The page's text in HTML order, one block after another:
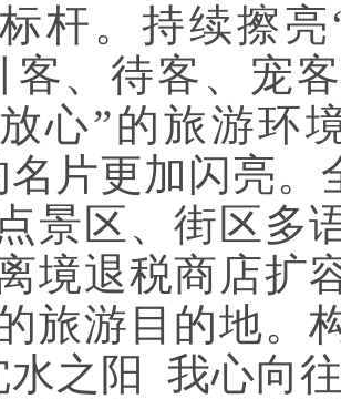
杆。持续擦
客、待客、宠
心”的旅游环
名片更加闪亮
景区、街区多
境退税商店扩
旅游目的地。
水之阳 我心向